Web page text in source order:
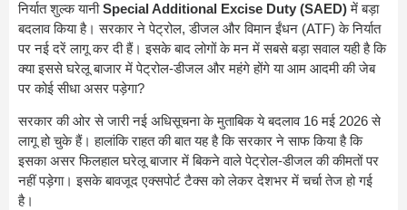
निर्यात शुल्क यानीSpecial Additional Excise Duty (SAED)में बड़ा
बदलाव किया है। सरकार ने पेट्रोल, डीजल और विमान ईंधन (ATF) के निर्यात
पर नई दरें लागू कर दी हैं। इसके बाद लोगों के मन में सबसे बड़ा सवाल यही है कि
क्या इससे घरेलू बाजार में पेट्रोल-डीजल और महंगे होंगे या आम आदमी की जेब
पर कोई सीधा असर पड़ेगा?
सरकार की ओर से जारी नई अधिसूचना के मुताबिक ये बदलाव 16 मई 2026 से
लागू हो चुके हैं। हालांकि राहत की बात यह है कि सरकार ने साफ किया है कि
इसका असर फिलहाल घरेलू बाजार में बिकने वाले पेट्रोल-डीजल की कीमतों पर
नहीं पड़ेगा। इसके बावजूद एक्सपोर्ट टैक्स को लेकर देशभर में चर्चा तेज हो गई
है।